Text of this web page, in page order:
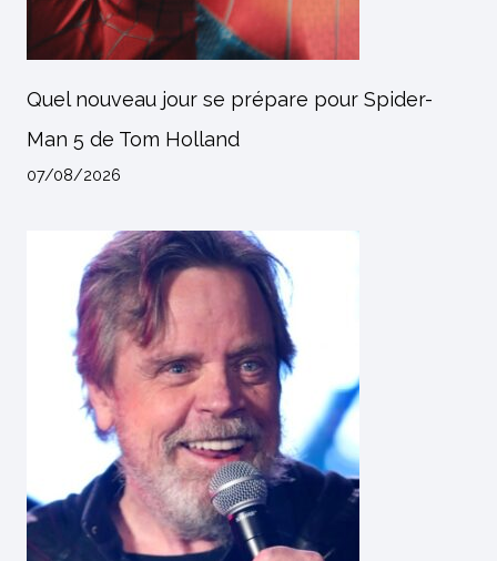
Quel nouveau jour se prépare pour Spider-
Man 5 de Tom Holland
07/08/2026